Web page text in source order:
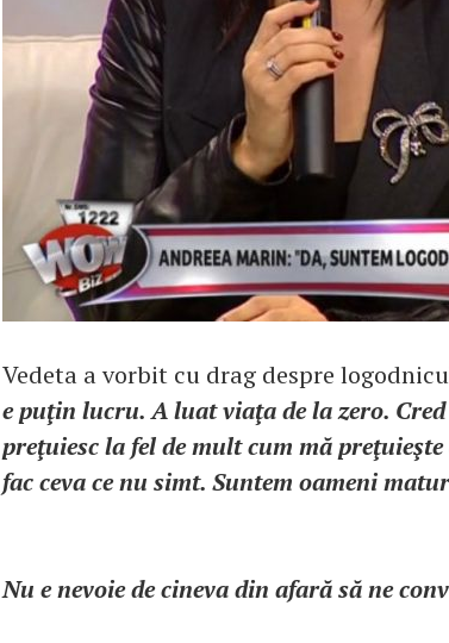
Vedeta a vorbit cu drag despre
e puţin lucru. A luat viaţa de la zero.
preţuiesc la fel de mult cum mă
fac ceva ce nu simt. Suntem oameni
Nu e nevoie de cineva din afară să ne